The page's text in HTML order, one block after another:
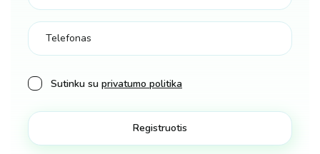
Sutinku su privatumo politika